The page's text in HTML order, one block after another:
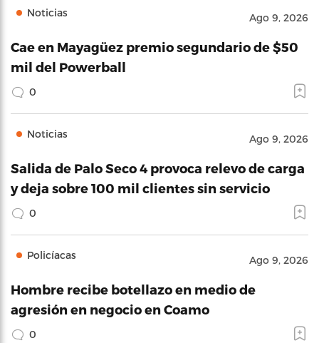
Noticias Ago 9, 2026
Cae en Mayagüez premio segundario de $50
mil del Powerball
0
Noticias Ago 9, 2026
Salida de Palo Seco 4 provoca relevo de carga
y deja sobre 100 mil clientes sin servicio
0
Policíacas Ago 9, 2026
Hombre recibe botellazo en medio de
agresión en negocio en Coamo
0